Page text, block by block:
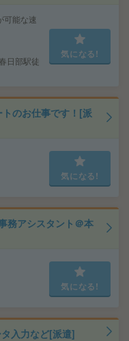
能な速
日部駅徒
気になる!
のお仕事です！[派
気になる!
務アシスタント＠本
気になる!
入力など[派遣]